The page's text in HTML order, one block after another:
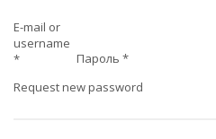
E-mail or
username
*
Пароль *
Request new password